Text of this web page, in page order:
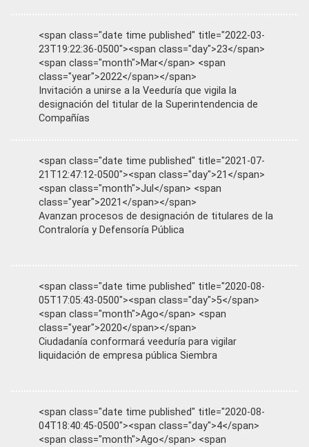
<span class="date time published" title="2022-03-
23T19:22:36-0500"><span class="day">23</span>
<span class="month">Mar</span> <span
class="year">2022</span></span>
Invitación a unirse a la Veeduría que vigila la
designación del titular de la Superintendencia de
Compañías
<span class="date time published" title="2021-07-
21T12:47:12-0500"><span class="day">21</span>
<span class="month">Jul</span> <span
class="year">2021</span></span>
Avanzan procesos de designación de titulares de la
Contraloría y Defensoría Pública
<span class="date time published" title="2020-08-
05T17:05:43-0500"><span class="day">5</span>
<span class="month">Ago</span> <span
class="year">2020</span></span>
Ciudadanía conformará veeduría para vigilar
liquidación de empresa pública Siembra
<span class="date time published" title="2020-08-
04T18:40:45-0500"><span class="day">4</span>
<span class="month">Ago</span> <span